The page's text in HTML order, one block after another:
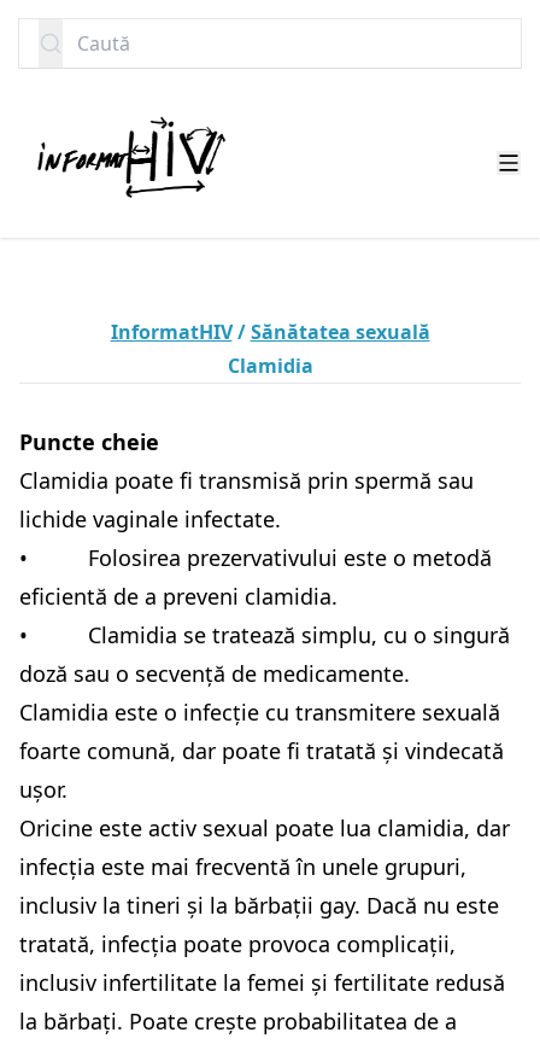
Caută
InformatHIV/Sănătatea sexuală
Clamidia
Puncte cheie
Clamidia poate fi transmisă prin spermă sau
lichide vaginale infectate.
• Folosirea prezervativului este o metodă
eficientă de a preveni clamidia.
• Clamidia se tratează simplu, cu o singură
doză sau o secvență de medicamente.
Clamidia este o infecție cu transmitere sexuală
foarte comună, dar poate fi tratată și vindecată
ușor.
Oricine este activ sexual poate lua clamidia, dar
infecția este mai frecventă în unele grupuri,
inclusiv la tineri și la bărbații gay. Dacă nu este
tratată, infecția poate provoca complicații,
inclusiv infertilitate la femei și fertilitate redusă
la bărbați. Poate crește probabilitatea de a